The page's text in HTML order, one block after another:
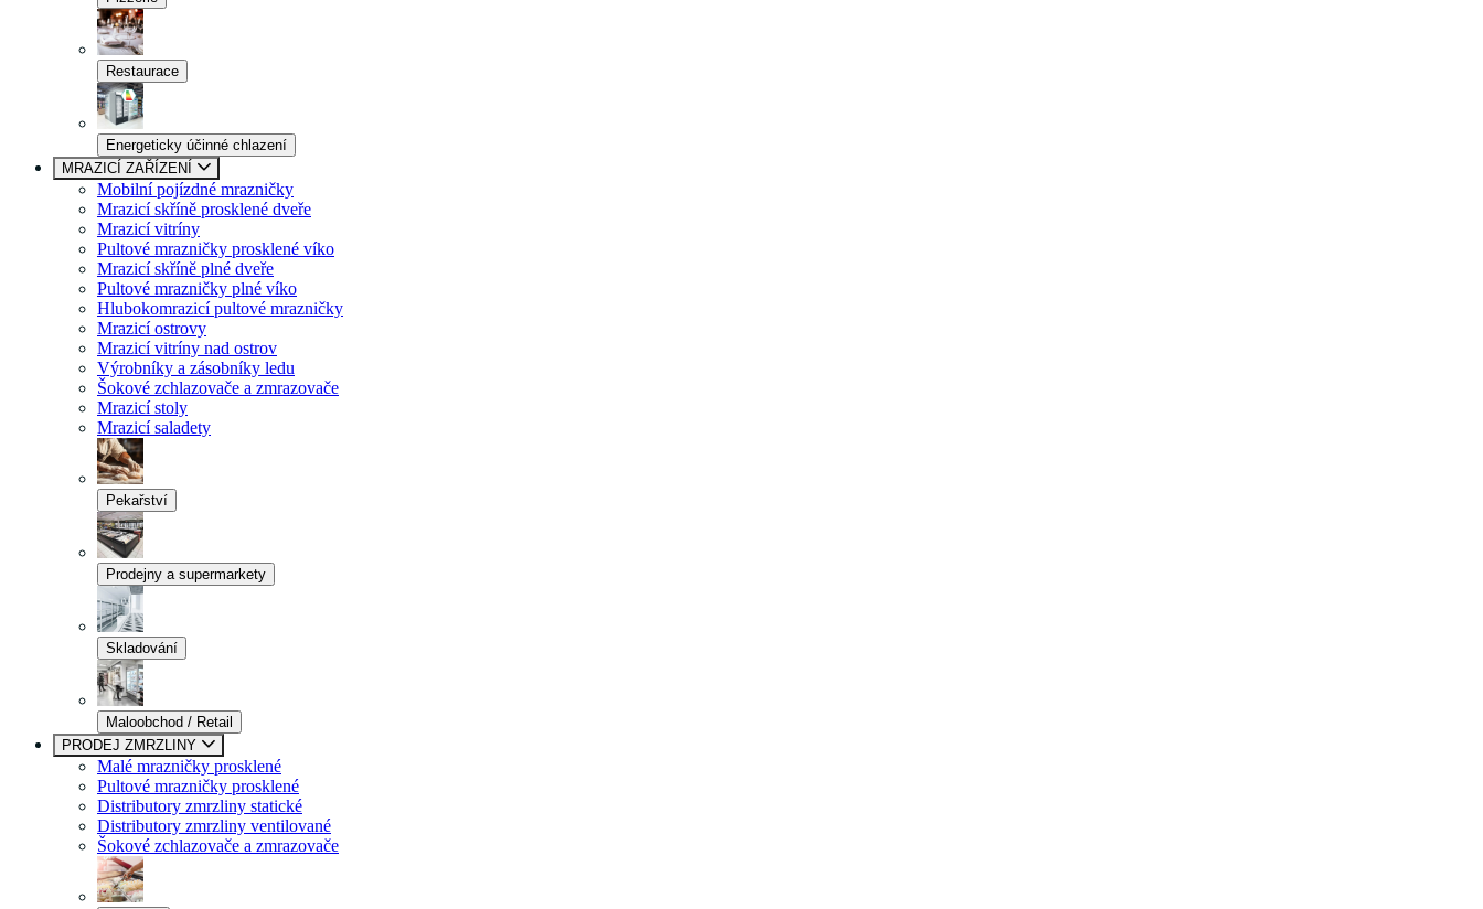
Restaurace
Energeticky účinné chlazení
MRAZICÍ ZAŘÍZENÍ
Mobilní pojízdné mrazničky
Mrazicí skříně prosklené dveře
Mrazicí vitríny
Pultové mrazničky prosklené víko
Mrazicí skříně plné dveře
Pultové mrazničky plné víko
Hlubokomrazicí pultové mrazničky
Mrazicí ostrovy
Mrazicí vitríny nad ostrov
Výrobníky a zásobníky ledu
Šokové zchlazovače a zmrazovače
Mrazicí stoly
Mrazicí saladety
Pekařství
Prodejny a supermarkety
Skladování
Maloobchod / Retail
PRODEJ ZMRZLINY
Malé mrazničky prosklené
Pultové mrazničky prosklené
Distributory zmrzliny statické
Distributory zmrzliny ventilované
Šokové zchlazovače a zmrazovače